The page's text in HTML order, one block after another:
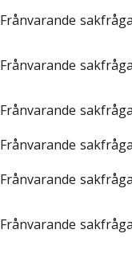
Frånvarande
Frånvarande
Frånvarande
Frånvarande
Frånvarande
Frånvarande